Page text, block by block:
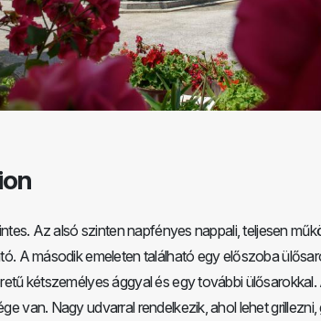
Az alsó szinten napfényes nappali, teljesen
A második emeleten található egy előszoba
kétszemélyes ággyal és egy további
van. Nagy udvarral rendelkezik, ahol lehet